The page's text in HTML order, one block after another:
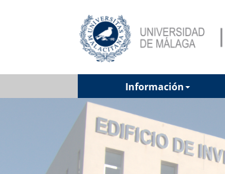
Información